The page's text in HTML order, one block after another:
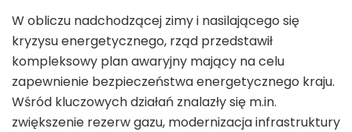
W obliczu nadchodzącej zimy i nasilającego się
kryzysu energetycznego, rząd przedstawił
kompleksowy plan awaryjny mający na celu
zapewnienie bezpieczeństwa energetycznego kraju.
Wśród kluczowych działań znalazły się m.in.
zwiększenie rezerw gazu, modernizacja infrastruktury